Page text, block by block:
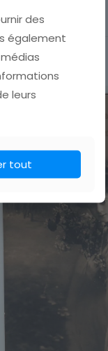
des
également
leurs
tout